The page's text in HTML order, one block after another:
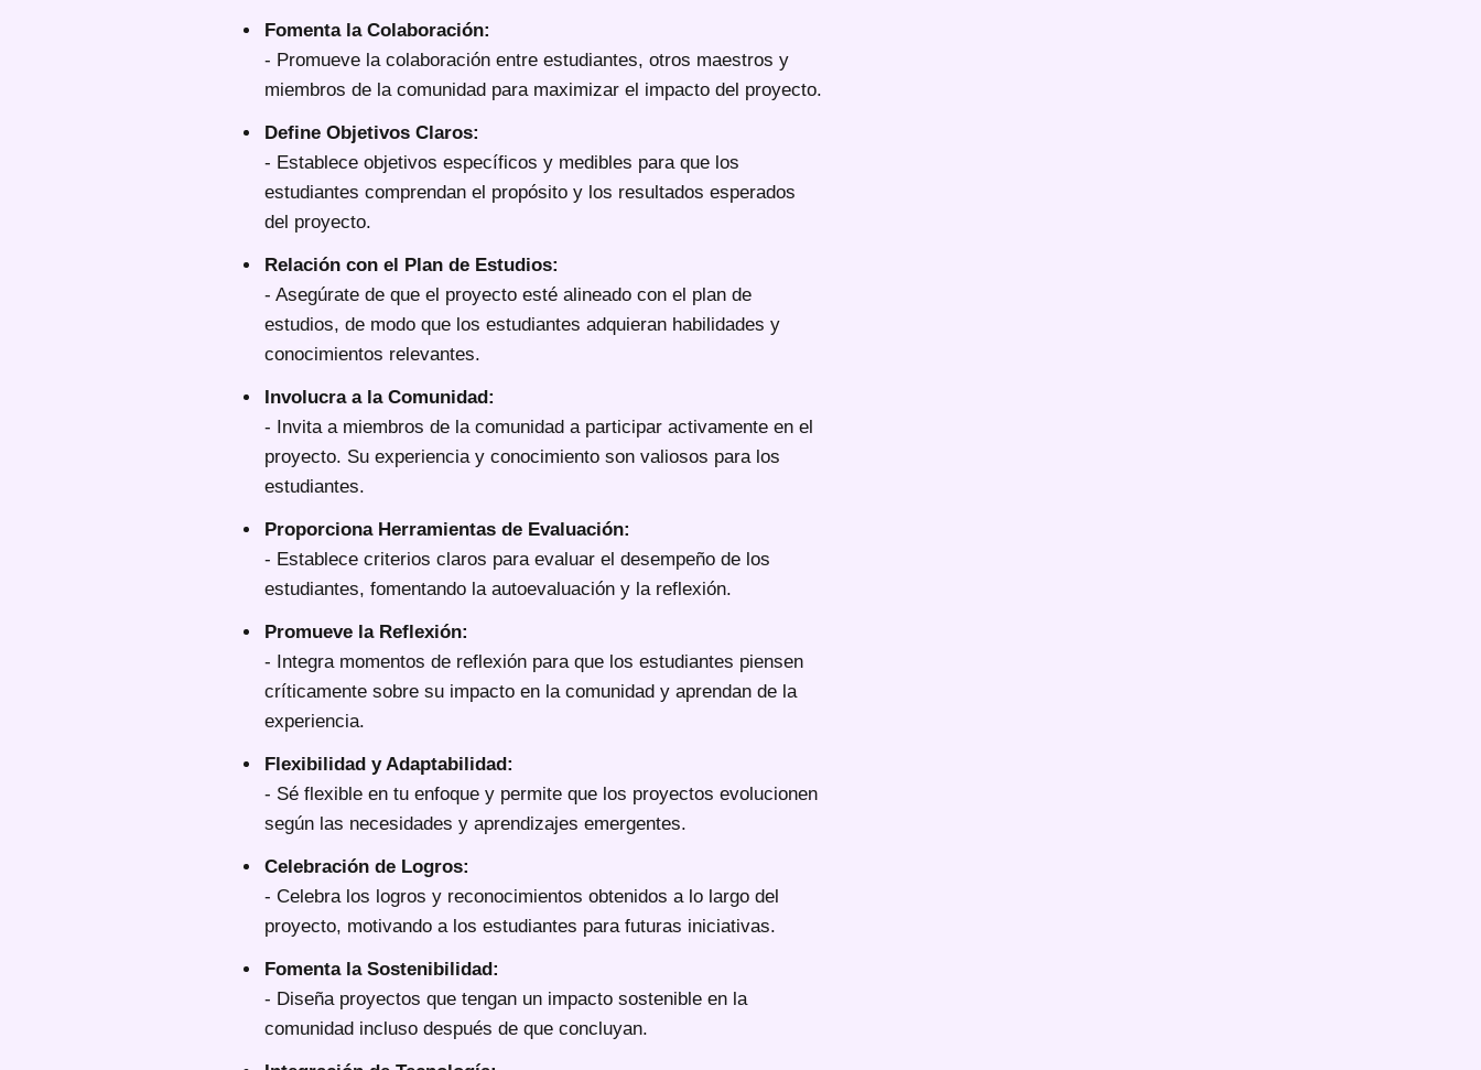
Fomenta la Colaboración:
- Promueve la colaboración entre estudiantes, otros maestros y
miembros de la comunidad para maximizar el impacto del proyecto.
Define Objetivos Claros:
- Establece objetivos específicos y medibles para que los
estudiantes comprendan el propósito y los resultados esperados
del proyecto.
Relación con el Plan de Estudios:
- Asegúrate de que el proyecto esté alineado con el plan de
estudios, de modo que los estudiantes adquieran habilidades y
conocimientos relevantes.
Involucra a la Comunidad:
- Invita a miembros de la comunidad a participar activamente en el
proyecto. Su experiencia y conocimiento son valiosos para los
estudiantes.
Proporciona Herramientas de Evaluación:
- Establece criterios claros para evaluar el desempeño de los
estudiantes, fomentando la autoevaluación y la reflexión.
Promueve la Reflexión:
- Integra momentos de reflexión para que los estudiantes piensen
críticamente sobre su impacto en la comunidad y aprendan de la
experiencia.
Flexibilidad y Adaptabilidad:
- Sé flexible en tu enfoque y permite que los proyectos evolucionen
según las necesidades y aprendizajes emergentes.
Celebración de Logros:
- Celebra los logros y reconocimientos obtenidos a lo largo del
proyecto, motivando a los estudiantes para futuras iniciativas.
Fomenta la Sostenibilidad:
- Diseña proyectos que tengan un impacto sostenible en la
comunidad incluso después de que concluyan.